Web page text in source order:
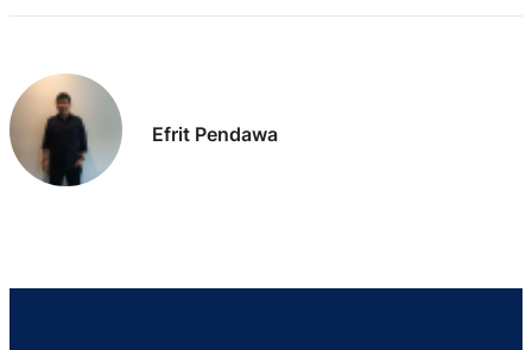
Efrit Pendawa